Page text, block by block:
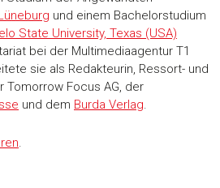
und einem Bachelorstudium
State University, Texas (USA)
bei der Multimediaagentur T1
sie als Redakteurin, Ressort- und
Tomorrow Focus AG, der
und dem Burda Verlag.